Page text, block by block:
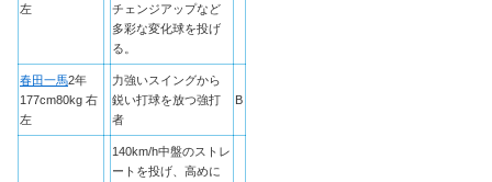
左
チェンジアップなど
多彩な変化球を投げ
る。
春田一馬2年
177cm80kg 右
左
力強いスイングから
鋭い打球を放つ強打
者
B
140km/h中盤のストレ
ートを投げ、高めに